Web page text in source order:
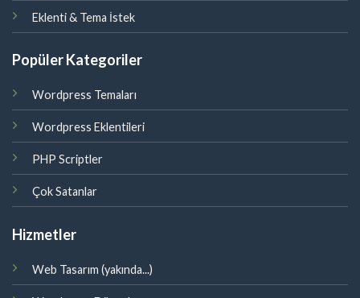
Eklenti & Tema İstek
Popüler Kategoriler
Wordpress Temaları
Wordpress Eklentileri
PHP Scriptler
Çok Satanlar
Hizmetler
Web Tasarım (yakında...)